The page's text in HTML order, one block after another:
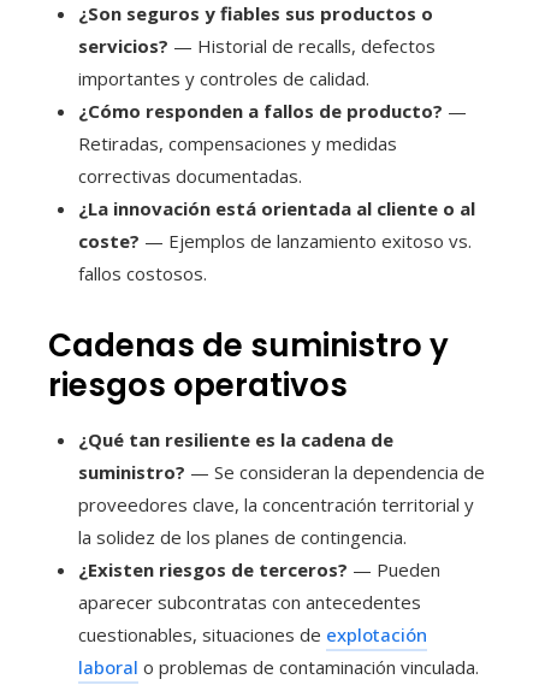
¿Son seguros y fiables sus productos o
servicios? — Historial de recalls, defectos
importantes y controles de calidad.
¿Cómo responden a fallos de producto? —
Retiradas, compensaciones y medidas
correctivas documentadas.
¿La innovación está orientada al cliente o al
coste? — Ejemplos de lanzamiento exitoso vs.
fallos costosos.
Cadenas de suministro y
riesgos operativos
¿Qué tan resiliente es la cadena de
suministro? — Se consideran la dependencia de
proveedores clave, la concentración territorial y
la solidez de los planes de contingencia.
¿Existen riesgos de terceros? — Pueden
aparecer subcontratas con antecedentes
cuestionables, situaciones de explotación
laboral o problemas de contaminación vinculada.